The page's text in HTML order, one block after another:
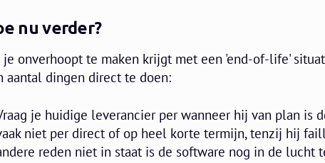
nu verder?
je onverhoopt te maken krijgt met een 'end-of-life'
aantal dingen direct te doen:
je huidige leverancier per wanneer hij van plan is
niet per direct of op heel korte termijn, tenzij hij
reden niet in staat is de software nog in de lucht